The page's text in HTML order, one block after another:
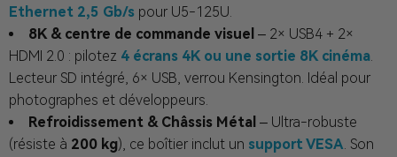
Ethernet 2,5 Gb/s pour U5-125U.
8K & centre de commande visuel – 2× USB4 + 2×
HDMI 2.0 : pilotez 4 écrans 4K ou une sortie 8K cinéma.
Lecteur SD intégré, 6× USB, verrou Kensington. Idéal pour
photographes et développeurs.
Refroidissement & Châssis Métal – Ultra-robuste
(résiste à 200 kg), ce boîtier inclut un support VESA. Son